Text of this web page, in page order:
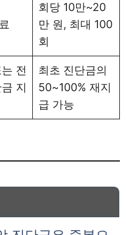
회당 10만~20
만 원, 최대 100
회
전
지
최초 진단금의
50~100% 재지
급 가능